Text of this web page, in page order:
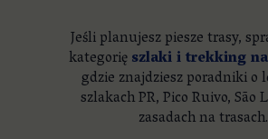
Jeśli planujesz piesze trasy,
kategorięszlaki i trekking
gdzie znajdziesz poradniki o
szlakach PR, Pico Ruivo, São
zasadach na trasach.